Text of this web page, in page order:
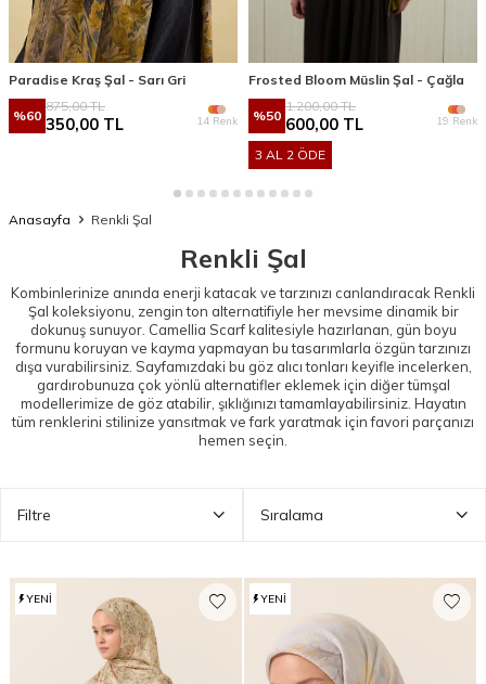
Paradise Kraş Şal - Sarı Gri
%60
875,00TL
350,00 TL 14 Renk
Frosted Bloom Müslin Şal - Çağla
%50
1.200,00TL
600,00 TL 19 Renk
3 AL 2 ÖDE
Anasayfa Renkli Şal
Renkli Şal
Kombinlerinize anında enerji katacak ve tarzınızı canlandıracak Renkli
Şal koleksiyonu, zengin ton alternatifiyle her mevsime dinamik bir
dokunuş sunuyor. Camellia Scarf kalitesiyle hazırlanan, gün boyu
formunu koruyan ve kayma yapmayan bu tasarımlarla özgün tarzınızı
dışa vurabilirsiniz. Sayfamızdaki bu göz alıcı tonları keyifle incelerken,
gardırobunuza çok yönlü alternatifler eklemek için diğer tümşal
modellerimize de göz atabilir, şıklığınızı tamamlayabilirsiniz. Hayatın
tüm renklerini stilinize yansıtmak ve fark yaratmak için favori parçanızı
hemen seçin.
Filtre Sıralama
YENI YENI